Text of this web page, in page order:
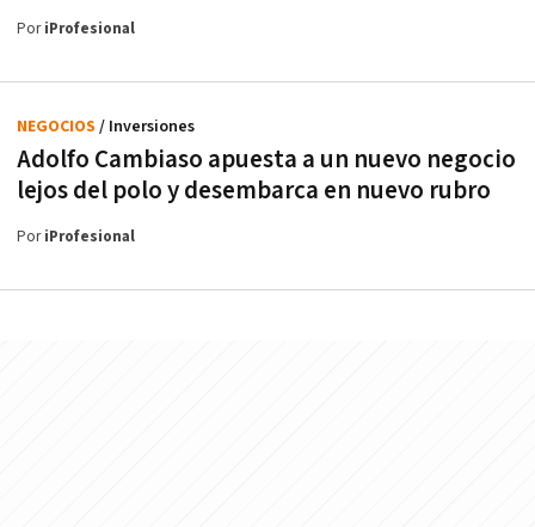
PoriProfesional
Adolfo Cambiaso apuesta a un nuevo negocio
lejos del polo y desembarca en nuevo rubro
NEGOCIOS / Inversiones
PoriProfesional